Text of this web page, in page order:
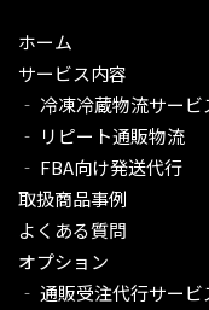
ホーム
サービス内容
‐ 冷凍冷蔵物流サービ
‐ リピート通販物流
‐ FBA向け発送代行
取扱商品事例
よくある質問
オプション
‐ 通販受注代行サービ